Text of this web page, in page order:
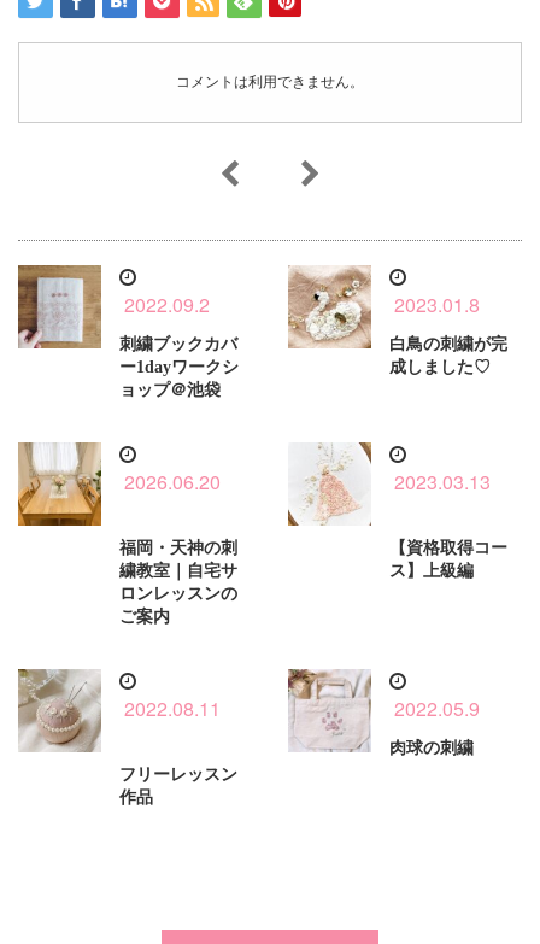
コメントは利用できません。
2022.09.2
刺繍ブックカバ
ー1dayワークシ
ョップ＠池袋
2023.01.8
白鳥の刺繍が完
成しました♡
2026.06.20
福岡・天神の刺
繍教室｜自宅サ
ロンレッスンの
ご案内
2023.03.13
【資格取得コー
ス】上級編
2022.08.11
フリーレッスン
作品
2022.05.9
肉球の刺繍